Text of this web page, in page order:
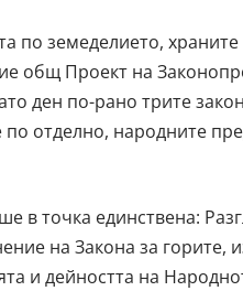
по земеделието,
общ Проект на
ден по-рано трите
отделно, народните
в точка единствена:
на Закона за горите,
и дейността на